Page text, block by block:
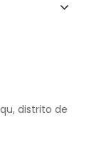
distrito de